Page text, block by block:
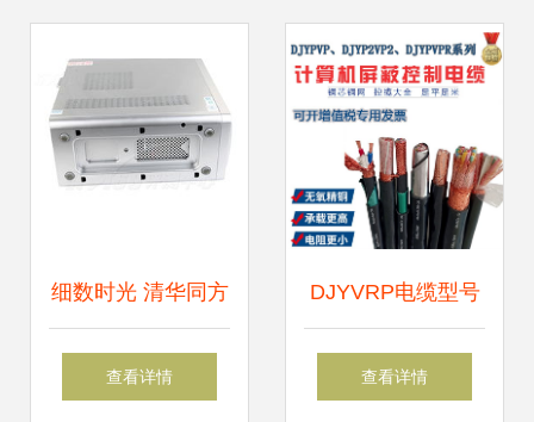
的完美融合
细数时光 清华同方
真爱S8260台式电
查看详情
DJYVRP电缆型号
4*2*1.5mm²计算机
查看详情